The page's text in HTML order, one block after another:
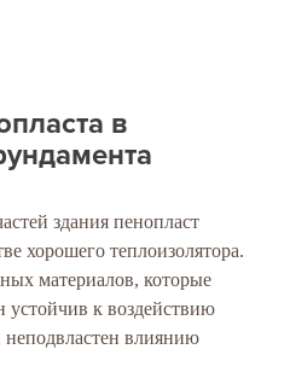
в
здания пенопласт
хорошего теплоизолятора.
материалов, которые
к воздействию
неподвластен влиянию